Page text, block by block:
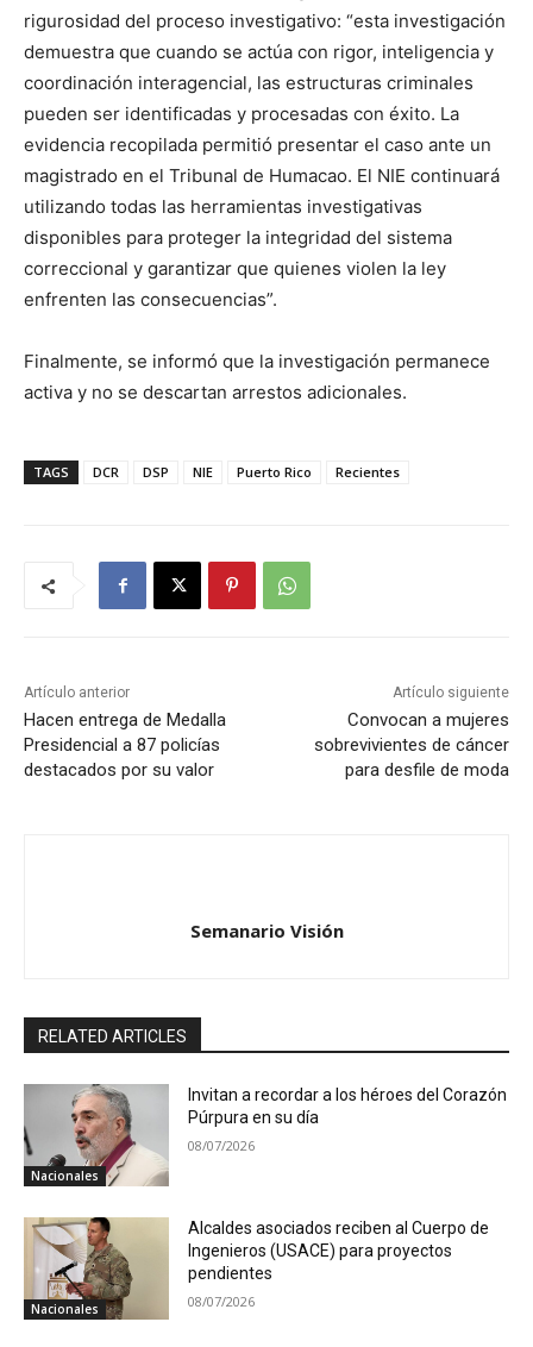
rigurosidad del proceso investigativo: “esta investigación
demuestra que cuando se actúa con rigor, inteligencia y
coordinación interagencial, las estructuras criminales
pueden ser identificadas y procesadas con éxito. La
evidencia recopilada permitió presentar el caso ante un
magistrado en el Tribunal de Humacao. El NIE continuará
utilizando todas las herramientas investigativas
disponibles para proteger la integridad del sistema
correccional y garantizar que quienes violen la ley
enfrenten las consecuencias”.
Finalmente, se informó que la investigación permanece
activa y no se descartan arrestos adicionales.
TAGS DCR DSP NIE Puerto Rico Recientes
Artículo anterior
Hacen entrega de Medalla
Presidencial a 87 policías
destacados por su valor
Artículo siguiente
Convocan a mujeres
sobrevivientes de cáncer
para desfile de moda
Semanario Visión
RELATED ARTICLES
Nacionales
Invitan a recordar a los héroes del Corazón
Púrpura en su día
08/07/2026
Nacionales
Alcaldes asociados reciben al Cuerpo de
Ingenieros (USACE) para proyectos
pendientes
08/07/2026